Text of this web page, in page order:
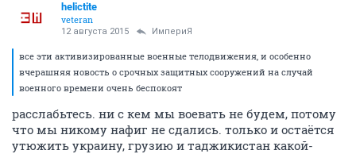
helictite
veteran
12 августа 2015 ИмпериЯ
все эти активизированные военные телодвижения, и особенно
вчерашняя новость о срочных защитных сооружений на случай
военного времени очень беспокоят
расслабьтесь. ни с кем мы воевать не будем, потому
что мы никому нафиг не сдались. только и остаётся
утюжить украину, грузию и таджикистан какой-